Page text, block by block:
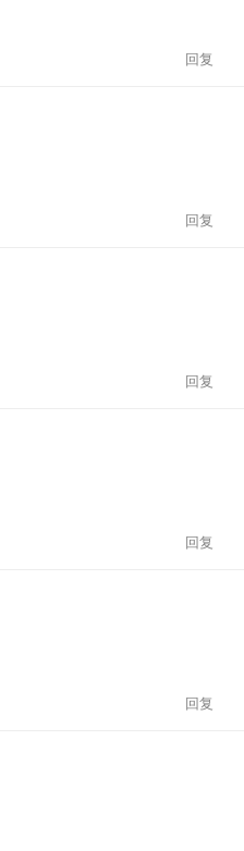
回复
回复
回复
回复
回复